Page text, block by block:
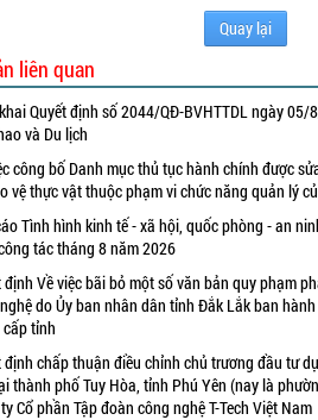
Quay lại
liên quan
Quyết định số 2044/QĐ-BVHTTDL ngày
và Du lịch
công bố Danh mục thủ tục hành chính được
vệ thực vật thuộc phạm vi chức năng quản lý
Tình hình kinh tế - xã hội, quốc phòng - an
tác tháng 8 năm 2026
định Về việc bãi bỏ một số văn bản quy phạm
do Ủy ban nhân dân tỉnh Đắk Lắk ban
tỉnh
định chấp thuận điều chỉnh chủ trương đầu tư
thành phố Tuy Hòa, tỉnh Phú Yên (nay là
Cổ phần Tập đoàn công nghệ T-Tech Việt Nam